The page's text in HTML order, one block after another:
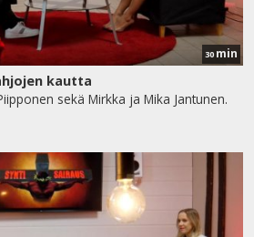
30 min
kautta
sekä Mirkka ja Mika Jantunen.